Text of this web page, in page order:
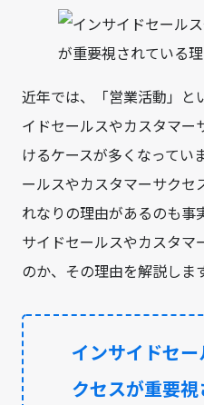
近年では、「営業活動」と
イドセールスやカスタマ
けるケースが多くなってい
ールスやカスタマーサクセ
れなりの理由があるのも事
サイドセールスやカスタマ
のか、その理由を解説しま
インサイドセ
クセスが重要